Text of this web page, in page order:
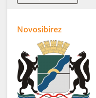
Novosibirez